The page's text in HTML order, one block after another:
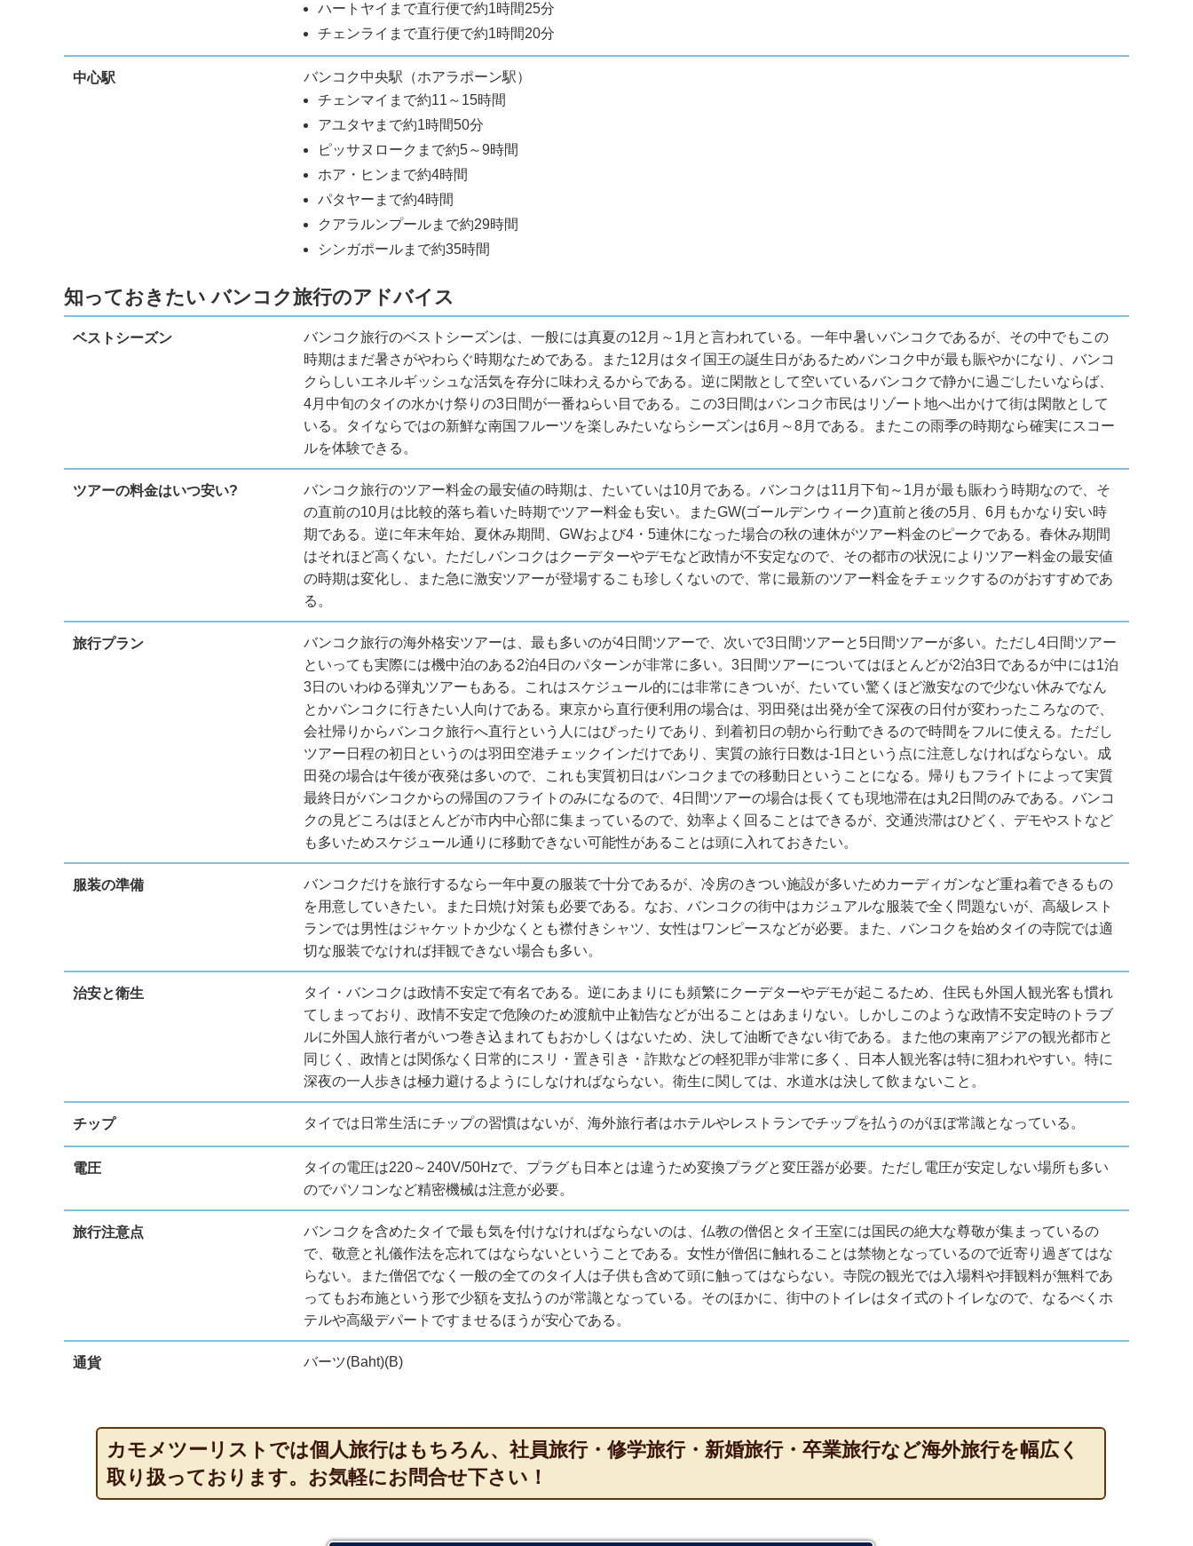
ハートヤイまで直行便で約1時間25分
チェンライまで直行便で約1時間20分
中心駅
バンコク中央駅（ホアラポーン駅）
チェンマイ まで約11～15時間
アユタヤまで約1時間50分
ピッサヌロークまで約5～9時間
ホア・ヒンまで約4時間
パタヤーまで約4時間
クアラルンプールまで約29時間
シンガポールまで約35時間
知っておきたい バンコク旅行のアドバイス
ベストシーズン
バンコク旅行のベストシーズンは、一般には真夏の12月～1月と言われている。一年中暑いバンコクであるが、その中でもこの
時期はまだ暑さがやわらぐ時期なためである。また12月はタイ国王の誕生日があるためバンコク中が最も賑やかになり、バンコ
クらしいエネルギッシュな活気を存分に味わえるからである。逆に閑散として空いているバンコクで静かに過ごしたいならば、
4月中旬のタイの水かけ祭りの3日間が一番ねらい目である。この3日間はバンコク市民はリゾート地へ出かけて街は閑散として
いる。タイならではの新鮮な南国フルーツを楽しみたいならシーズンは6月～8月である。またこの雨季の時期なら確実にスコー
ルを体験できる。
ツアーの料金はいつ安い?
バンコク旅行のツアー料金の最安値の時期は、たいていは10月である。バンコクは11月下旬～1月が最も賑わう時期なので、そ
の直前の10月は比較的落ち着いた時期でツアー料金も安い。またGW(ゴールデンウィーク)直前と後の5月、6月もかなり安い時
期である。逆に年末年始、夏休み期間、GWおよび4・5連休になった場合の秋の連休がツアー料金のピークである。春休み期間
はそれほど高くない。ただしバンコクはクーデターやデモなど政情が不安定なので、その都市の状況によりツアー料金の最安値
の時期は変化し、また急に激安ツアーが登場するこも珍しくないので、常に最新のツアー料金をチェックするのがおすすめであ
る。
旅行プラン
バンコク旅行の海外格安ツアーは、最も多いのが4日間ツアーで、次いで3日間ツアーと5日間ツアーが多い。ただし4日間ツアー
といっても実際には機中泊のある2泊4日のパターンが非常に多い。3日間ツアーについてはほとんどが2泊3日であるが中には1泊
3日のいわゆる弾丸ツアーもある。これはスケジュール的には非常にきついが、たいてい驚くほど激安なので少ない休みでなん
とかバンコクに行きたい人向けである。東京から直行便利用の場合は、羽田発は出発が全て深夜の日付が変わったころなので、
会社帰りからバンコク旅行へ直行という人にはぴったりであり、到着初日の朝から行動できるので時間をフルに使える。ただし
ツアー日程の初日というのは羽田空港チェックインだけであり、実質の旅行日数は-1日という点に注意しなければならない。成
田発の場合は午後が夜発は多いので、これも実質初日はバンコクまでの移動日ということになる。帰りもフライトによって実質
最終日がバンコクからの帰国のフライトのみになるので、4日間ツアーの場合は長くても現地滞在は丸2日間のみである。バンコ
クの見どころはほとんどが市内中心部に集まっているので、効率よく回ることはできるが、交通渋滞はひどく、デモやストなど
も多いためスケジュール通りに移動できない可能性があることは頭に入れておきたい。
服装の準備
バンコクだけを旅行するなら一年中夏の服装で十分であるが、冷房のきつい施設が多いためカーディガンなど重ね着できるもの
を用意していきたい。また日焼け対策も必要である。なお、バンコクの街中はカジュアルな服装で全く問題ないが、高級レスト
ランでは男性はジャケットか少なくとも襟付きシャツ、女性はワンピースなどが必要。また、バンコクを始めタイの寺院では適
切な服装でなければ拝観できない場合も多い。
治安と衛生
タイ・バンコクは政情不安定で有名である。逆にあまりにも頻繁にクーデターやデモが起こるため、住民も外国人観光客も慣れ
てしまっており、政情不安定で危険のため渡航中止勧告などが出ることはあまりない。しかしこのような政情不安定時のトラブ
ルに外国人旅行者がいつ巻き込まれてもおかしくはないため、決して油断できない街である。また他の東南アジアの観光都市と
同じく、政情とは関係なく日常的にスリ・置き引き・詐欺などの軽犯罪が非常に多く、日本人観光客は特に狙われやすい。特に
深夜の一人歩きは極力避けるようにしなければならない。衛生に関しては、水道水は決して飲まないこと。
チップ タイでは日常生活にチップの習慣はないが、海外旅行者はホテルやレストランでチップを払うのがほぼ常識となっている。
電圧
タイの電圧は220～240V/50Hzで、プラグも日本とは違うため変換プラグと変圧器が必要。ただし電圧が安定しない場所も多い
のでパソコンなど精密機械は注意が必要。
旅行注意点
バンコクを含めたタイで最も気を付けなければならないのは、仏教の僧侶とタイ王室には国民の絶大な尊敬が集まっているの
で、敬意と礼儀作法を忘れてはならないということである。女性が僧侶に触れることは禁物となっているので近寄り過ぎてはな
らない。また僧侶でなく一般の全てのタイ人は子供も含めて頭に触ってはならない。寺院の観光では入場料や拝観料が無料であ
ってもお布施という形で少額を支払うのが常識となっている。そのほかに、街中のトイレはタイ式のトイレなので、なるべくホ
テルや高級デパートですませるほうが安心である。
通貨 バーツ(Baht)(B)
カモメツーリストでは個人旅行はもちろん、社員旅行・修学旅行・新婚旅行・卒業旅行など海外旅行を幅広く
取り扱っております。お気軽にお問合せ下さい！